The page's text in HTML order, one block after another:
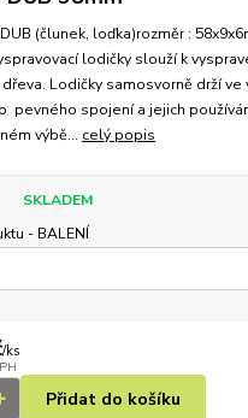
(člunek, loďka)rozměr :
lodičky slouží k
Lodičky samosvorně drží ve
pevného spojení a jejich
výbě... celý popis
SKLADEM
- BALENÍ
/ks
Přidat do košíku